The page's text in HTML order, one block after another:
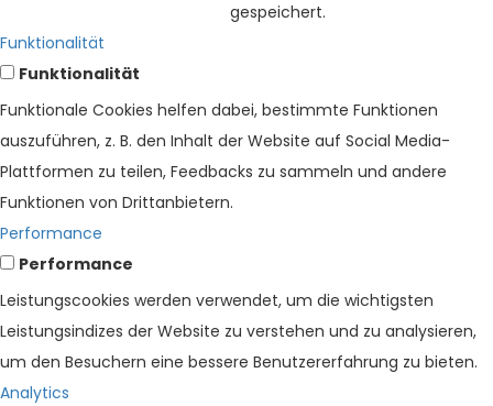
gespeichert.
Funktionalität
Funktionalität
Funktionale Cookies helfen dabei, bestimmte Funktionen
auszuführen, z. B. den Inhalt der Website auf Social Media-
Plattformen zu teilen, Feedbacks zu sammeln und andere
Funktionen von Drittanbietern.
Performance
Performance
Leistungscookies werden verwendet, um die wichtigsten
Leistungsindizes der Website zu verstehen und zu analysieren,
um den Besuchern eine bessere Benutzererfahrung zu bieten.
Analytics